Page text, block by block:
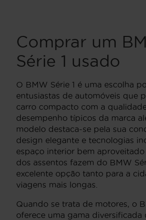
Comprar um
Série 1 usado
O BMW Série 1 é uma escolha
entusiastas de automóveis que
carro compacto com a
desempenho típicos da marca
modelo destaca-se pela sua
design elegante e tecnologias
espaço interior bem
dos assentos fazem do BMW
excelente opção tanto para a
viagens mais longas.
Quando se trata de motores, o
oferece uma gama diversificada